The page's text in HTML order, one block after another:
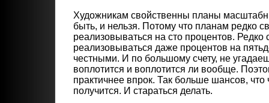
Художникам свойственны планы
быть, и нельзя. Потому что планам редко
реализовываться на сто процентов. Редко
реализовываться даже процентов на
честными. И по большому счету, не
воплотится и воплотится ли вообще.
практичнее впрок. Так больше шансов, что
получится. И стараться делать.